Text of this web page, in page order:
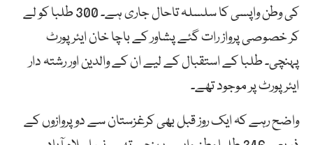
کی وطن واپسی کا سلسلہ تاحال جاری ہے۔ 300 طلبا کو لے
کر خصوصی پرواز رات گئے پشاور کے باچا خان ایئرپورٹ
پہنچی۔ طلبا کے استقبال کے لیے ان کے والدین اور رشتہ دار
ایئرپورٹ پر موجود تھے۔
واضح رہے کہ ایک روز قبل بھی کرغزستان سے دو پروازوں کے